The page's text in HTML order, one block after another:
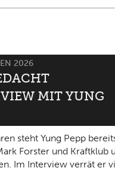
2026
MIT YUNG
steht Yung Pepp
Forster und Kraftklub
Im Interview verrät er